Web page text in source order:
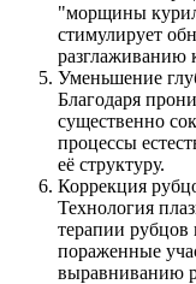
"морщины
стимулирует
Уменьшение
Благодаря
существенно
процессы
её структуру.
Коррекция
Технология
терапии рубцов
пораженные
выравниванию